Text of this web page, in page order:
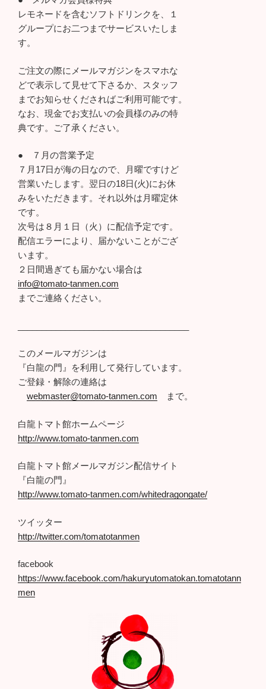
レモネードを含むソフトドリンクを、１
グループにお二つまでサービスいたしま
す。
ご注文の際にメールマガジンをスマホな
どで表示して見せて下さるか、スタッフ
までお知らせくださればご利用可能です。
なお、現金でお支払いの会員様のみの特
典です。ご了承ください。
● ７月の営業予定
７月17日が海の日なので、月曜ですけど
営業いたします。翌日の18日(火)にお休
みをいただきます。それ以外は月曜定休
です。
次号は８月１日（火）に配信予定です。
配信エラーにより、届かないことがござ
います。
２日間過ぎても届かない場合は
info@tomato-tanmen.com
までご連絡ください。
このメールマガジンは
『白龍の門』を利用して発行しています。
ご登録・解除の連絡は
webmaster@tomato-tanmen.com まで。
白龍トマト館ホームページ
http://www.tomato-tanmen.com
白龍トマト館メールマガジン配信サイト
『白龍の門』
http://www.tomato-tanmen.com/whitedragongate/
ツイッター
http://twitter.com/tomatotanmen
facebook
https://www.facebook.com/hakuryutomatokan.tomatotann
men